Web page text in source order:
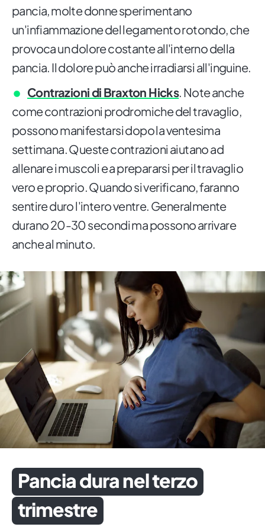
pancia, molte donne sperimentano
un'infiammazione del legamento rotondo, che
provoca un dolore costante all'interno della
pancia. Il dolore può anche irradiarsi all'inguine.
Contrazioni di Braxton Hicks. Note anche
come contrazioni prodromiche del travaglio,
possono manifestarsi dopo la ventesima
settimana. Queste contrazioni aiutano ad
allenare i muscoli e a prepararsi per il travaglio
vero e proprio. Quando si verificano, faranno
sentire duro l'intero ventre. Generalmente
durano 20-30 secondi ma possono arrivare
anche al minuto.
Pancia dura nel terzo
trimestre